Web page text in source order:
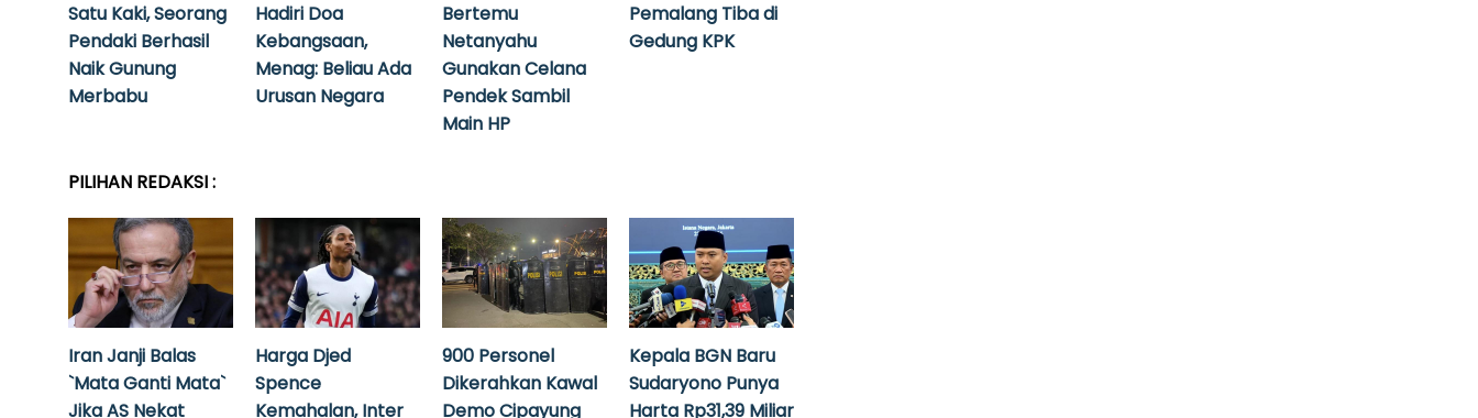
Satu Kaki, Seorang
Pendaki Berhasil
Naik Gunung
Merbabu
Hadiri Doa
Kebangsaan,
Menag: Beliau Ada
Urusan Negara
Bertemu
Netanyahu
Gunakan Celana
Pendek Sambil
Main HP
Pemalang Tiba di
Gedung KPK
PILIHAN REDAKSI :
Iran Janji Balas
`Mata Ganti Mata`
Jika AS Nekat
Harga Djed
Spence
Kemahalan, Inter
900 Personel
Dikerahkan Kawal
Demo Cipayung
Kepala BGN Baru
Sudaryono Punya
Harta Rp31,39 Miliar